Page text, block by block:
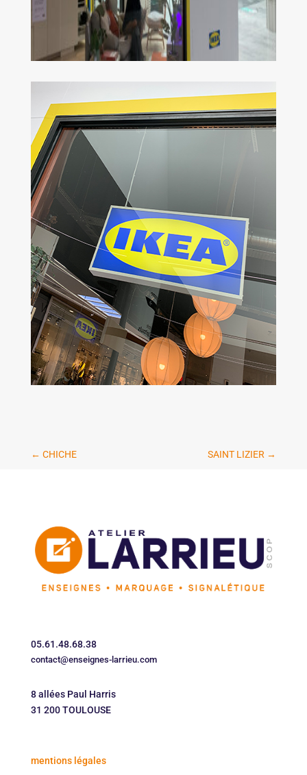
← CHICHE SAINT LIZIER →
05.61.48.68.38
contact@enseignes-larrieu.com
8 allées Paul Harris
31 200 TOULOUSE
mentions légales